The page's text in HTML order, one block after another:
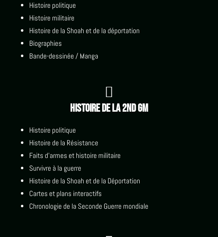
Histoire politique
Histoire militaire
Histoire de la Shoah et de la déportation
Biographies
Bande-dessinée / Manga

Histoire de la 2nd GM
Histoire politique
Histoire de la Résistance
Faits d'armes et histoire militaire
Survivre à la guerre
Histoire de la Shoah et de la Déportation
Cartes et plans interactifs
Chronologie de la Seconde Guerre mondiale